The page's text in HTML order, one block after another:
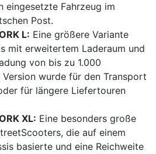
eingesetzte Fahrzeug im
Post.
L: Eine größere Variante
mit erweitertem Laderaum und
von bis zu 1.000
Version wurde für den Transport
für längere Liefertouren
XL: Eine besonders große
die auf einem
basierte und eine Reichweite